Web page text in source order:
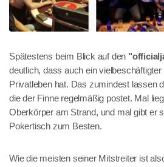
Spätestens beim Blick auf den
deutlich, dass auch ein
Privatleben hat. Das zumindest lassen
die der Finne regelmäßig postet. Mal
Oberkörper am Strand, und mal gibt er
Pokertisch zum Besten.
Wie die meisten seiner Mitstreiter ist